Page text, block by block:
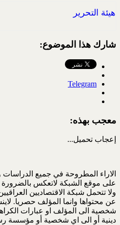
هيئة التحرير
شارك هذا الموضوع:
Telegram
معجب بهذه:
إعجاب تحميل...
الاراء المطروحة في جميع الدراسات
على موقع الشبكة لاتعكس بالضرورة
ولا تتحمل شبكة الاقتصاديين
عن محتواها وانما المؤلف حصريا.
شخصية الى المؤلف او عبارات
دينية أو الى اي شخصية أو مؤسسة